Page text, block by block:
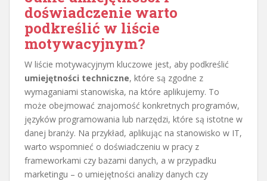
doświadczenie warto
podkreślić w liście
motywacyjnym?
W liście motywacyjnym kluczowe jest, aby podkreślić
umiejętności techniczne, które są zgodne z
wymaganiami stanowiska, na które aplikujemy. To
może obejmować znajomość konkretnych programów,
języków programowania lub narzędzi, które są istotne w
danej branży. Na przykład, aplikując na stanowisko w IT,
warto wspomnieć o doświadczeniu w pracy z
frameworkami czy bazami danych, a w przypadku
marketingu – o umiejętności analizy danych czy